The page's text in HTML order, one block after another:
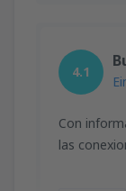
4.1
Con
las